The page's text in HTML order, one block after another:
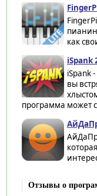
как
iSpank
iSpank
вы
программа может
Отзывы о